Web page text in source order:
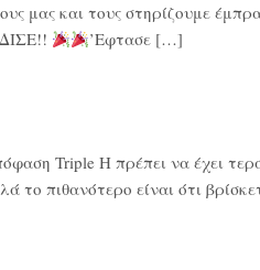
μας και τους στηρίζουμε
’Εφτασε […]
Triple H πρέπει να έχει
το πιθανότερο είναι ότι